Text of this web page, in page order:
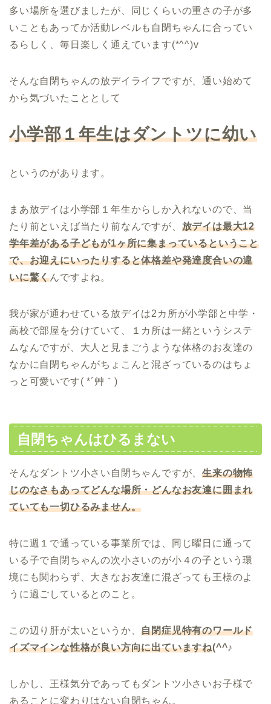
多い場所を選びましたが、同じくらいの重さの子が多
いこともあってか活動レベルも自閉ちゃんに合ってい
るらしく、毎日楽しく通えています(*^^)v
そんな自閉ちゃんの放デイライフですが、通い始めて
から気づいたこととして
小学部１年生はダントツに幼い
というのがあります。
まあ放デイは小学部１年生からしか入れないので、当
たり前といえば当たり前なんですが、 放デイは最大12
学年差がある子どもが1ヶ所に集まっているということ
で、お迎えにいったりすると体格差や発達度合いの違
いに驚くんですよね。
我が家が通わせている放デイは2カ所が小学部と中学・
高校で部屋を分けていて、１カ所は一緒というシステ
ムなんですが、大人と見まごうような体格のお友達の
なかに自閉ちゃんがちょこんと混ざっているのはちょ
っと可愛いです( *´艸｀)
自閉ちゃんはひるまない
そんなダントツ小さい自閉ちゃんですが、生来の物怖
じのなさもあってどんな場所・どんなお友達に囲まれ
ていても一切ひるみません。
特に週１で通っている事業所では、同じ曜日に通って
いる子で自閉ちゃんの次小さいのが小４の子という環
境にも関わらず、大きなお友達に混ざっても王様のよ
うに過ごしているとのこと。
この辺り肝が太いというか、自閉症児特有のワールド
イズマインな性格が良い方向に出ていますね(^^♪
しかし、王様気分であってもダントツ小さいお子様で
あることに変わりはない自閉ちゃん。